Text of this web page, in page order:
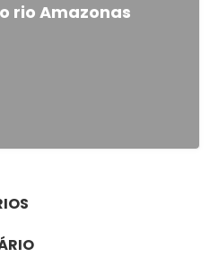
rio Amazonas